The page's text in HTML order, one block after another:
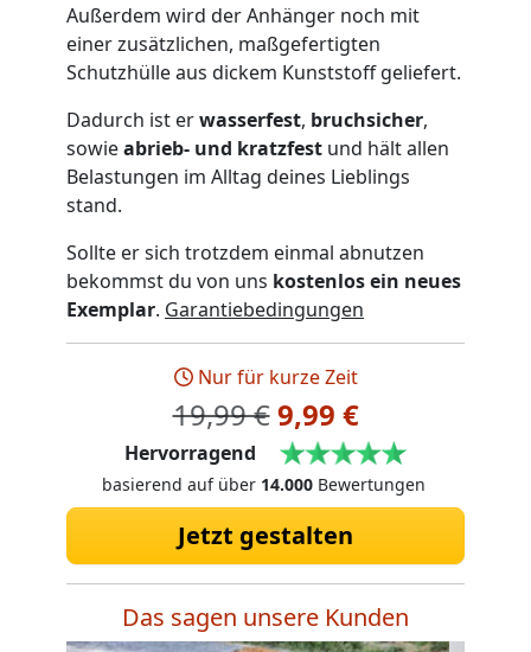
Außerdem wird der Anhänger noch mit
einer zusätzlichen, maßgefertigten
Schutzhülle aus dickem Kunststoff geliefert.
Dadurch ist erwasserfest, bruchsicher,
sowieabrieb- und kratzfest und hält allen
Belastungen im Alltag deines Lieblings
stand.
Sollte er sich trotzdem einmal abnutzen
bekommst du von uns kostenlos ein neues
Exemplar. Garantiebedingungen
Nur für kurze Zeit
19,99 €9,99 €
Hervorragend
basierend auf über 14.000Bewertungen
Jetzt gestalten
Das sagen unsere Kunden